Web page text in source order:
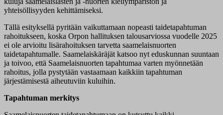
yhteisöllisyyden kehittämiseksi.
Tällä esityksellä pyritään vaikuttamaan nopeasti taidetapahtuman
rahoitukseen, koska Orpon hallituksen talousarviossa vuodelle 2025
ei ole arvioitu lisärahoituksen tarvetta saamelaisnuorten
taidetapahtumalle. Saamelaiskäräjät katsoo nyt eduskunnan suuntaan
ja toivoo, että Saamelaisnuorten tapahtumaa varten myönnetään
rahoitus, jolla pystytään vastaamaan kaikkiin tapahtuman
järjestämisestä aiheutuviin kuluihin.
Tapahtuman merkitys